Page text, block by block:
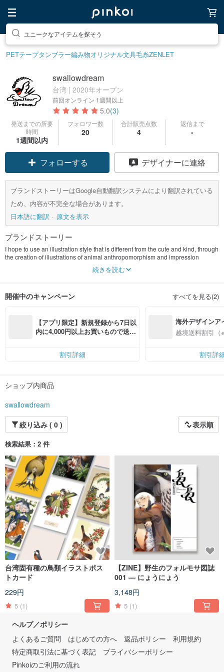
ユニークなアイテムを探そう
PETテープタンブラー編み物オリジナル文具毛糸ZENLET
swallowdream
台湾 | 2020年オープン
前回オンライン 1週間以上
5.0(3)
発送までの所要
時間
1週間以内
フォロワー数
20
合計販売点数
4
返信まで
-
フォローする デザイナーに連絡
ブランドストーリーはGoogle自動翻訳システムにより翻訳されている
ため、内容が不完全な場合があります。
日本語に翻訳
原文を表示
ブランドストーリー
I hope to use an illustration style that is different from the cute and kind, through
the creation of illustrations of animal anthropomorphism and impression
costumes to promote the native species in Taiwan to more people.
続きを読む
開催中のキャンペーン すべてを見る(2)
【アプリ限定】新規登録から7日以
内に4,000円以上お買いもので送料
割引詳細
海外デザインア
入
越境送料割引（
割引詳
ショップ内商品
swallowdream
絞り込み ( 0 )
表示順
検索結果：2 件
台湾固有種の鳥類イラストポス
トカード
229円
5 (1)
【ZINE】野生のフォルモサ図誌
001 — にょうにょう
3,148円
5 (1)
ヘルプ／ポリシー
よくあるご質問
はじめての方へ 返品ポリシー
利用規約
特定商取引法に基づく表記
プライバシーポリシー
Pinkoiのご利用の流れ